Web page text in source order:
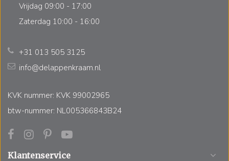
Vrijdag 09:00 - 17:00
Zaterdag 10:00 - 16:00
+31 013 505 3125
info@delappenkraam.nl
KVK nummer: KVK 99002965
btw-nummer: NL005366843B24
Klantenservice